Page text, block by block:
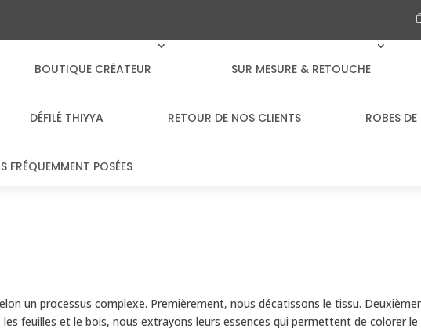
BOUTIQUE CRÉATEUR SUR MESURE & RETOUCHE
DÉFILÉ THIYYA RETOUR DE NOS CLIENTS ROBES
FRÉQUEMMENT POSÉES
un processus complexe. Premièrement, nous décatissons le tissu.
feuilles et le bois, nous extrayons leurs essences qui permettent de colorer le